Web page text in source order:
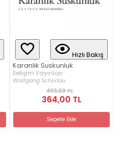
Hızlı Bakış
Karanlık Suskunluk
İletişim Yayınları
Wolfgang Schorlau
455,00 TL
364,00 TL
Sepete Ekle